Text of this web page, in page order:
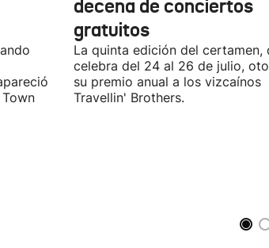
decena de conciertos
gratuitos
La quinta edición del certamen,
celebra del 24 al 26 de julio,
su premio anual a los vizcaínos
Travellin' Brothers.